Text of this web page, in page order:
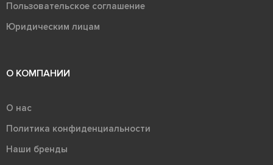
Пользовательское соглашение
Юридическим лицам
О КОМПАНИИ
О нас
Политика конфиденциальности
Наши бренды